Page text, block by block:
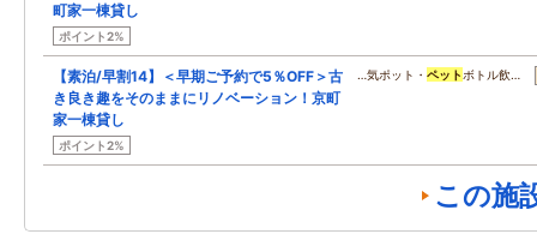
町家一棟貸し
ポイント2%
【素泊/早割14】＜早期ご予約で5％OFF＞古
き良き趣をそのままにリノベーション！京町
家一棟貸し
ポイント2%
…気ポット・ ペット ボトル飲…
この施